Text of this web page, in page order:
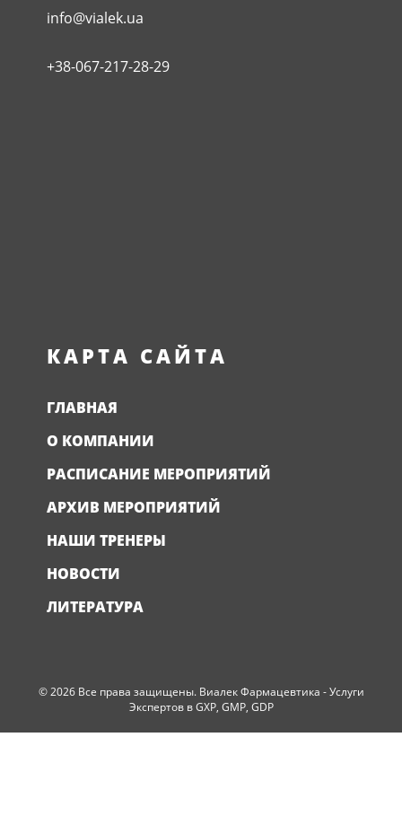
info@vialek.ua
+38-067-217-28-29
КАРТА САЙТА
ГЛАВНАЯ
О КОМПАНИИ
РАСПИСАНИЕ МЕРОПРИЯТИЙ
АРХИВ МЕРОПРИЯТИЙ
НАШИ ТРЕНЕРЫ
НОВОСТИ
ЛИТЕРАТУРА
© 2026 Все права защищены. Виалек Фармацевтика - Услуги
Экспертов в GXP, GMP, GDP